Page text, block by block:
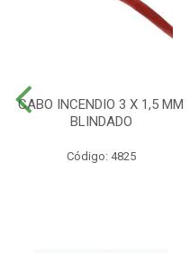
CABO INCENDIO 3 X 1,5 MM
BLINDADO
Código: 4825